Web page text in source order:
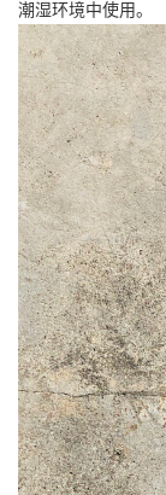
潮湿环境中使用。